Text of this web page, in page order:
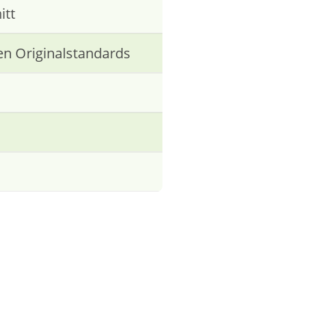
Originalstandards